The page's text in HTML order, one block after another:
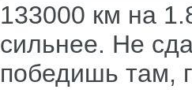
133000 км на
сильнее. Не
победишь там,